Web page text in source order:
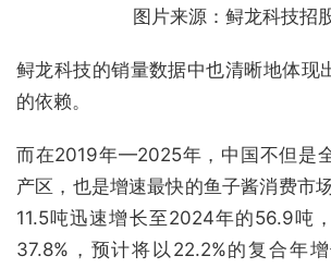
图片来源：鲟龙科技招
鲟龙科技的销量数据中也清晰地体现
的依赖。
而在2019年—2025年，中国不但是
产区，也是增速最快的鱼子酱消费市
11.5吨迅速增长至2024年的56.9吨
37.8%，预计将以22.2%的复合年